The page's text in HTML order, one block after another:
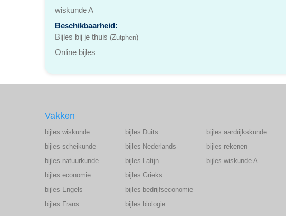
wiskunde A
Beschikbaarheid:
Bijles bij je thuis (Zutphen)
Online bijles
Vakken
bijles wiskunde
bijles scheikunde
bijles natuurkunde
bijles economie
bijles Engels
bijles Frans
bijles Duits
bijles Nederlands
bijles Latijn
bijles Grieks
bijles bedrijfseconomie
bijles biologie
bijles aardrijkskunde
bijles rekenen
bijles wiskunde A